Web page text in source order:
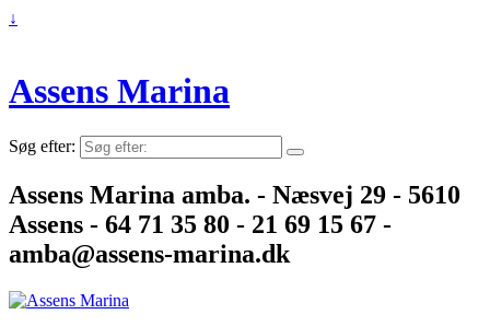
↓
Assens Marina
Søg efter:
Assens Marina amba. - Næsvej 29 - 5610
Assens - 64 71 35 80 - 21 69 15 67 -
amba@assens-marina.dk